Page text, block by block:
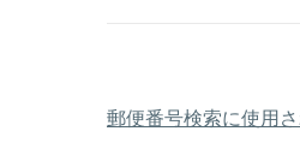
郵便番号検索に使用